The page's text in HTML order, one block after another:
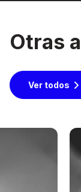
Otras
Ver todos